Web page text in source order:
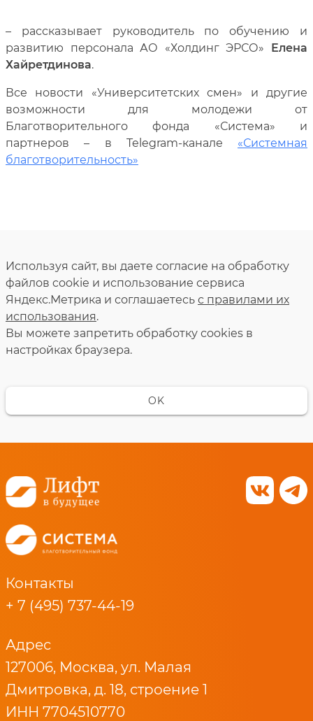
– рассказывает руководитель по обучению и
развитию персонала АО «Холдинг ЭРСО»
Елена
Хайретдинова.
Все новости «Университетских смен» и другие
возможности для молодежи от
Благотворительного фонда «Система» и
партнеров – в Telegram-канале «Системная
благотворительность»
Используя сайт, вы даете согласие на обработку
файлов cookie и использование сервиса
Яндекс.Метрика и соглашаетесь с правилами их
использования.
Вы можете запретить обработку сookies в
настройках браузера.
OK
Контакты
+ 7 (495) 737-44-19
Адрес
127006, Москва, ул. Малая
Дмитровка, д. 18, строение 1
ИНН 7704510770